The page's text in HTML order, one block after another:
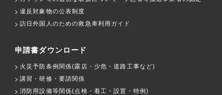
違反対象物の公表制度
訪日外国人のための救急車利用ガイド
申請書ダウンロード
火災予防条例関係(露店・少危・道路工事など)
講習・研修・要請関係
消防用設備等関係(点検・着工・設置・特例)